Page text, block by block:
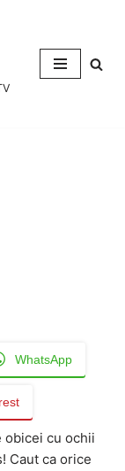
WhatsApp
obicei cu ochii
Caut ca orice